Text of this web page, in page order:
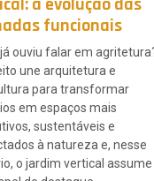
funcionais
ouviu falar em
une arquitetura e
para transformar
em espaços mais
sustentáveis e
à natureza e, nesse
o jardim vertical assume